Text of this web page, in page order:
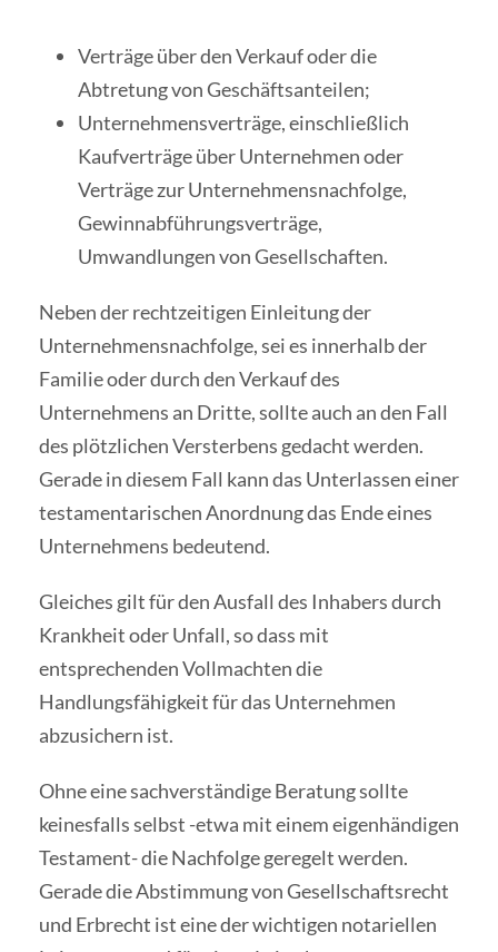
Verträge über den Verkauf oder die
Abtretung von Geschäftsanteilen;
Unternehmensverträge, einschließlich
Kaufverträge über Unternehmen oder
Verträge zur Unternehmensnachfolge,
Gewinnabführungsverträge,
Umwandlungen von Gesellschaften.
Neben der rechtzeitigen Einleitung der
Unternehmensnachfolge, sei es innerhalb der
Familie oder durch den Verkauf des
Unternehmens an Dritte, sollte auch an den Fall
des plötzlichen Versterbens gedacht werden.
Gerade in diesem Fall kann das Unterlassen einer
testamentarischen Anordnung das Ende eines
Unternehmens bedeutend.
Gleiches gilt für den Ausfall des Inhabers durch
Krankheit oder Unfall, so dass mit
entsprechenden Vollmachten die
Handlungsfähigkeit für das Unternehmen
abzusichern ist.
Ohne eine sachverständige Beratung sollte
keinesfalls selbst -etwa mit einem eigenhändigen
Testament- die Nachfolge geregelt werden.
Gerade die Abstimmung von Gesellschaftsrecht
und Erbrecht ist eine der wichtigen notariellen